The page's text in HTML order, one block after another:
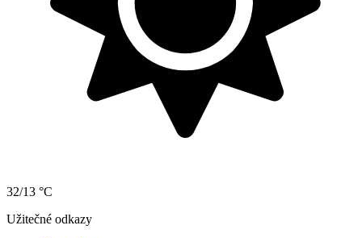
32/13 °C
Užitečné odkazy